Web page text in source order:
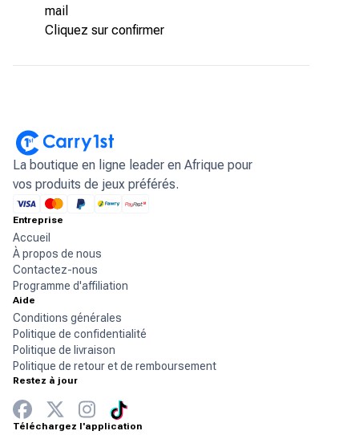
mail
Cliquez sur confirmer
La boutique en ligne leader en Afrique pour
vos produits de jeux préférés.
Entreprise
Accueil
À propos de nous
Contactez-nous
Programme d'affiliation
Aide
Conditions générales
Politique de confidentialité
Politique de livraison
Politique de retour et de remboursement
Restez à jour
Téléchargez l'application